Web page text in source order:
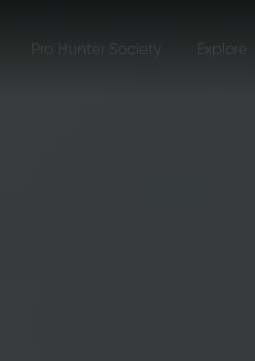
Pro Hunter Society Explore